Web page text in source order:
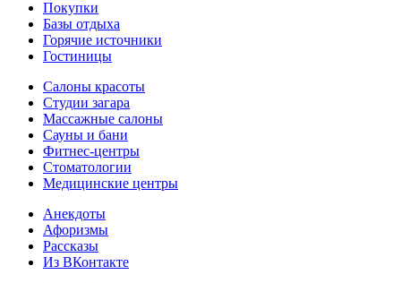
Покупки
Базы отдыха
Горячие источники
Гостиницы
Салоны красоты
Студии загара
Массажные салоны
Сауны и бани
Фитнес-центры
Стоматологии
Медицинские центры
Анекдоты
Афоризмы
Рассказы
Из ВКонтакте